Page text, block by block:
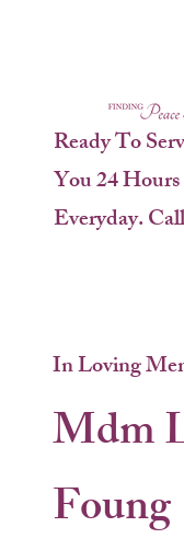
Ready To
You 24 Hours
Everyday.
In Loving
Mdm
Foung